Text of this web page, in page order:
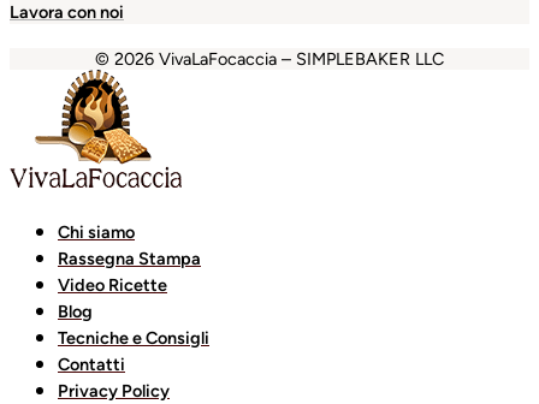
Lavora con noi
© 2026 VivaLaFocaccia – SIMPLEBAKER LLC
grandpashabet
Chi siamo
Rassegna Stampa
Video Ricette
Blog
Tecniche e Consigli
Contatti
Privacy Policy